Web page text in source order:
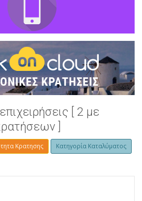
[ 2 με
]
Κρατησης
Κατηγορία Καταλύματος